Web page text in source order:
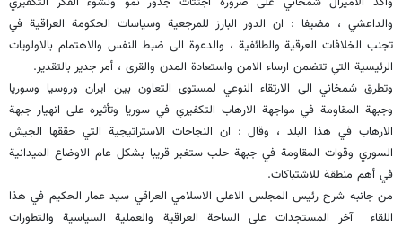
والداعشي ، مضيفا : ان الدور البارز للمرجعية وسياسات الحكومة العراقية في
تجنب الخلافات العرقية والطائفية ، والدعوة الى ضبط النفس والاهتمام بالاولويات
الرئيسية التي تتضمن ارساء الامن واستعادة المدن والقرى ، أمر جدير بالتقدير.
وتطرق شمخاني الى الارتقاء النوعي لمستوى التعاون بين ايران وروسيا وسوريا
وجبهة المقاومة في مواجهة الارهاب التكفيري في سوريا وتأثيره على انهيار جبهة
الارهاب في هذا البلد ، وقال : ان النجاحات الاستراتيجية التي حققها الجيش
السوري وقوات المقاومة في جبهة حلب ستغير قريبا بشكل عام الاوضاع الميدانية
في أهم منطقة للاشتباكات.
من جانبه شرح رئيس المجلس الاعلى الاسلامي العراقي سيد عمار الحكيم في هذا
اللقاء آخر المستجدات على الساحة العراقية والعملية السياسية والتطورات